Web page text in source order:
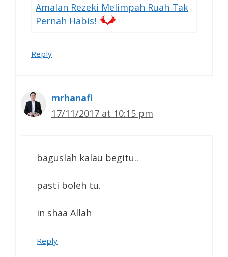
Amalan Rezeki Melimpah Ruah Tak
Pernah Habis!
Reply
mrhanafi
17/11/2017 at 10:15 pm
baguslah kalau begitu..
pasti boleh tu.
in shaa Allah
Reply